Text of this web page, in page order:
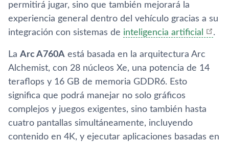
permitirá jugar, sino que también mejorará la
experiencia general dentro del vehículo gracias a su
integración con sistemas de inteligencia artificial .
La Arc A760A está basada en la arquitectura Arc
Alchemist, con 28 núcleos Xe, una potencia de 14
teraflops y 16 GB de memoria GDDR6. Esto
significa que podrá manejar no solo gráficos
complejos y juegos exigentes, sino también hasta
cuatro pantallas simultáneamente, incluyendo
contenido en 4K, y ejecutar aplicaciones basadas en